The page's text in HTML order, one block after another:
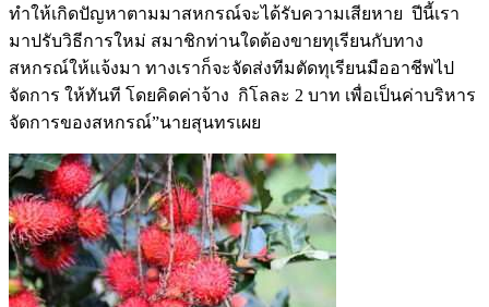
ทำให้เกิดปัญหาตามมาสหกรณ์จะได้รับความเสียหาย ปีนี้เรา
มาปรับวิธีการใหม่ สมาชิกท่านใดต้องขายทุเรียนกับทาง
สหกรณ์ให้แจ้งมา ทางเราก็จะจัดส่งทีมตัดทุเรียนมืออาชีพไป
จัดการ ให้ทันที โดยคิดค่าจ้าง กิโลละ 2 บาท เพื่อเป็นค่าบริหาร
จัดการของสหกรณ์”นายสุนทรเผย